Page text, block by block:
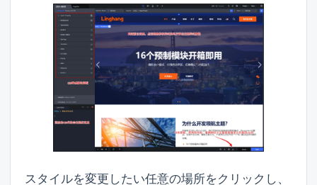
スタイルを変更したい任意の場所をクリックし、